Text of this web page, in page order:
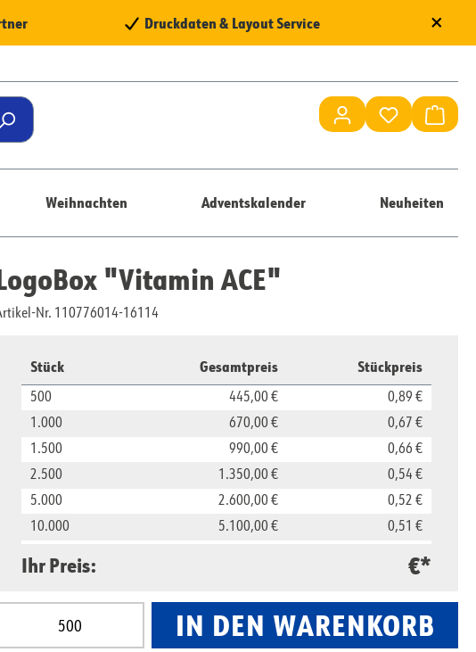
Druckdaten & Layout Service ×
Du hast 0
Weihnachten Adventskalender Neuheiten
"Vitamin ACE"
Nr. 110776014-16114
Stück Gesamtpreis Stückpreis
500 445,00 €
0,89 €
1.000
670,00 €
0,67 €
1.500
990,00 €
0,66 €
2.500
1.350,00 €
0,54 €
5.000
2.600,00 €
0,52 €
10.000
5.100,00 €
0,51 €
Ihr Preis: €*
Produkt Anzahl: Gib den gewünschten Wert ein oder
IN DEN WARENKORB